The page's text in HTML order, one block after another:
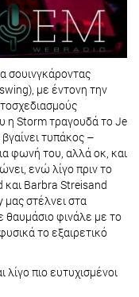
σουινγκάροντας
με έντονη την
η Storm τραγουδά το Je
τυπάκος –
φωνή του, αλλά οκ, και
ενώ λίγο πριν το
Barbra Streisand
στέλνει στα
θαυμάσιο φινάλε με το
το εξαιρετικό
πιο ευτυχισμένοι